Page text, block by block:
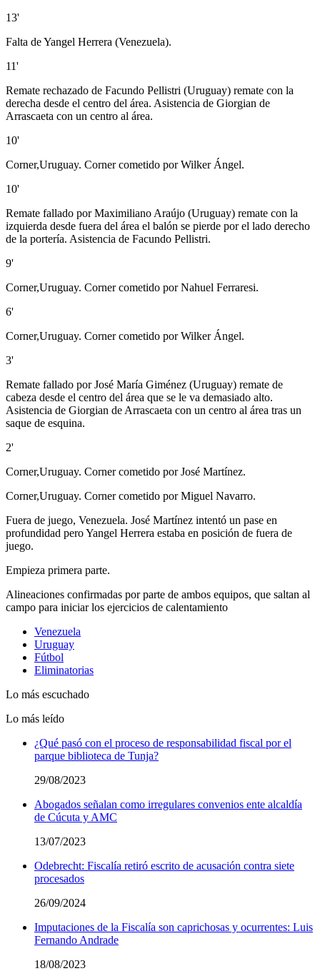
13'
Falta de Yangel Herrera (Venezuela).
11'
Remate rechazado de Facundo Pellistri (Uruguay) remate con la
derecha desde el centro del área. Asistencia de Giorgian de
Arrascaeta con un centro al área.
10'
Corner,Uruguay. Corner cometido por Wilker Ángel.
10'
Remate fallado por Maximiliano Araújo (Uruguay) remate con la
izquierda desde fuera del área el balón se pierde por el lado derecho
de la portería. Asistencia de Facundo Pellistri.
9'
Corner,Uruguay. Corner cometido por Nahuel Ferraresi.
6'
Corner,Uruguay. Corner cometido por Wilker Ángel.
3'
Remate fallado por José María Giménez (Uruguay) remate de
cabeza desde el centro del área que se le va demasiado alto.
Asistencia de Giorgian de Arrascaeta con un centro al área tras un
saque de esquina.
2'
Corner,Uruguay. Corner cometido por José Martínez.
Corner,Uruguay. Corner cometido por Miguel Navarro.
Fuera de juego, Venezuela. José Martínez intentó un pase en
profundidad pero Yangel Herrera estaba en posición de fuera de
juego.
Empieza primera parte.
Alineaciones confirmadas por parte de ambos equipos, que saltan al
campo para iniciar los ejercicios de calentamiento
Venezuela
Uruguay
Fútbol
Eliminatorias
Lo más escuchado
Lo más leído
¿Qué pasó con el proceso de responsabilidad fiscal por el
parque biblioteca de Tunja?
29/08/2023
Abogados señalan como irregulares convenios ente alcaldía
de Cúcuta y AMC
13/07/2023
Odebrecht: Fiscalía retiró escrito de acusación contra siete
procesados
26/09/2024
Imputaciones de la Fiscalía son caprichosas y ocurrentes: Luis
Fernando Andrade
18/08/2023